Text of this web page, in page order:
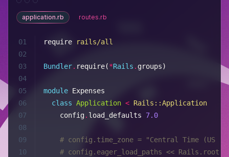
application.rb routes.rb
01
02
03
04
05
06
07
08
09
10
require rails/all
Bundler. require(*Rails . groups)
module Expenses
  class
Application < Rails ::Application
    config
. load_defaults 7.0
# config.time_zone = "Central Time (US &
# config.eager_load_paths <<